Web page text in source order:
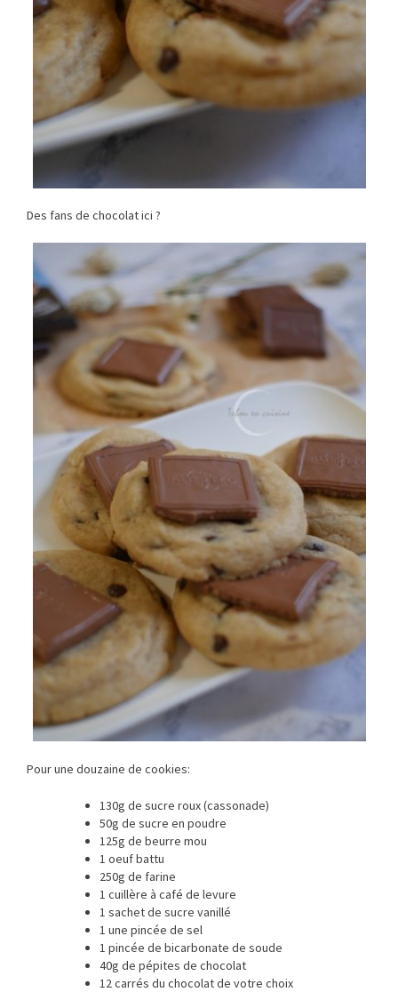
Des fans de chocolat ici ?
Pour une douzaine de cookies:
130g de sucre roux (cassonade)
50g de sucre en poudre
125g de beurre mou
1 oeuf battu
250g de farine
1 cuillère à café de levure
1 sachet de sucre vanillé
1 une pincée de sel
1 pincée de bicarbonate de soude
40g de pépites de chocolat
12 carrés du chocolat de votre choix